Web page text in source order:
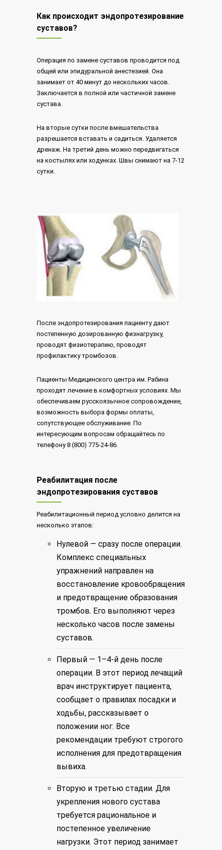
Как происходит эндопротезирование
суставов?
Операция по замене суставов проводится под
общей или эпидуральной анестезией. Она
занимает от 40 минут до нескольких часов.
Заключается в полной или частичной замене
сустава.
На вторые сутки после вмешательства
разрешается вставать и садиться. Удаляется
дренаж. На третий день можно передвигаться
на костылях или ходунках. Швы снимают на 7-12
сутки.
После эндопротезирования пациенту дают
постепенную дозированную физнагрузку,
проводят физиотерапию, проводят
профилактику тромбозов.
Пациенты Медицинского центра им. Рабина
проходят лечение в комфортных условиях. Мы
обеспечиваем русскоязычное сопровождение,
возможность выбора формы оплаты,
сопутствующее обслуживание. По
интересующим вопросам обращайтесь по
телефону 8 (800) 775-24-86.
Реабилитация после
эндопротезирования суставов
Реабилитационный период условно делится на
несколько этапов:
Нулевой — сразу после операции.
Комплекс специальных
упражнений направлен на
восстановление кровообращения
и предотвращение образования
тромбов. Его выполняют через
несколько часов после замены
суставов.
Первый — 1–4-й день после
операции. В этот период лечащий
врач инструктирует пациента,
сообщает о правилах посадки и
ходьбы, рассказывает о
положении ног. Все
рекомендации требуют строгого
исполнения для предотвращения
вывиха.
Вторую и третью стадии. Для
укрепления нового сустава
требуется рациональное и
постепенное увеличение
нагрузки. Этот период занимает